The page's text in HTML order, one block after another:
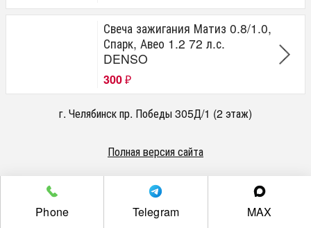
Свеча зажигания Матиз 0.8/1.0,
Спарк, Авео 1.2 72 л.с.
DENSO
300 ₽
г. Челябинск пр. Победы 305Д/1 (2 этаж)
Полная версия сайта
Phone Telegram MAX